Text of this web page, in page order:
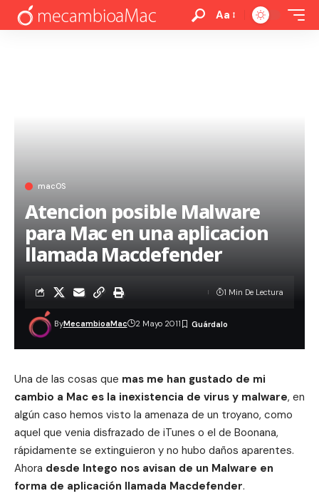
Aa
macOS
Atencion posible Malware
para Mac en una aplicacion
llamada Macdefender
ByMecambioaMac 2 Mayo 2011
1 Min De Lectura
Una de las cosas que mas me han gustado de mi
cambio a Mac es la inexistencia de virus y malware, en
algún caso hemos visto la amenaza de un troyano, como
aquel que venia disfrazado de iTunes o el de Boonana,
rápidamente se extinguieron y no hubo daños aparentes.
Ahora desde Intego nos avisan de un Malware en
forma de aplicación llamada Macdefender.